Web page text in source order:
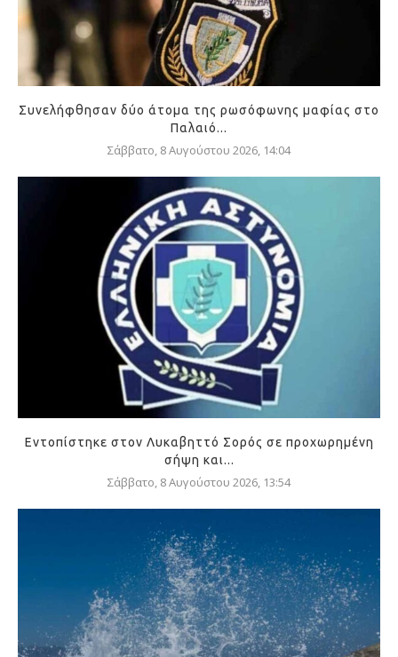
Συνελήφθησαν δύο άτομα της ρωσόφωνης μαφίας στο
Παλαιό...
Σάββατο, 8 Αυγούστου 2026, 14:04
Εντοπίστηκε στον Λυκαβηττό Σορός σε προχωρημένη
σήψη και...
Σάββατο, 8 Αυγούστου 2026, 13:54